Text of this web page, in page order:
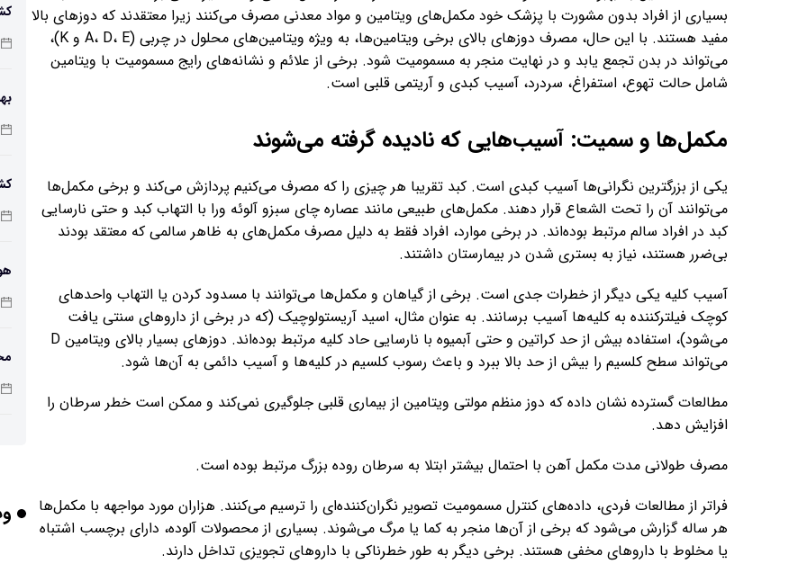
بسیاری از افراد بدون مشورت با پزشک خود مکمل‌های ویتامین و مواد معدنی مصرف می‌کنند زیرا معتقدند که دوزهای بالا
مفید هستند. با این حال، مصرف دوزهای بالای برخی ویتامین‌ها، به ویژه ویتامین‌های محلول در چربی (A، D، E و K)،
می‌تواند در بدن تجمع یابد و در نهایت منجر به مسمومیت شود. برخی از علائم و نشانه‌های رایج مسمومیت با ویتامین
شامل حالت تهوع، استفراغ، سردرد، آسیب کبدی و آریتمی قلبی است.
مکمل‌ها و سمیت: آسیب‌هایی که نادیده گرفته می‌شوند
یکی از بزرگترین نگرانی‌ها آسیب کبدی است. کبد تقریبا هر چیزی را که مصرف می‌کنیم پردازش می‌کند و برخی مکمل‌ها
می‌توانند آن را تحت الشعاع قرار دهند. مکمل‌های طبیعی مانند عصاره چای سبزو آلوئه ورا با التهاب کبد و حتی نارسایی
کبد در افراد سالم مرتبط بوده‌اند. در برخی موارد، افراد فقط به دلیل مصرف مکمل‌های به ظاهر سالمی که معتقد بودند
بی‌ضرر هستند، نیاز به بستری شدن در بیمارستان داشتند.
آسیب کلیه یکی دیگر از خطرات جدی است. برخی از گیاهان و مکمل‌ها می‌توانند با مسدود کردن یا التهاب واحدهای
کوچک فیلترکننده به کلیه‌ها آسیب برسانند. به عنوان مثال، اسید آریستولوچیک (که در برخی از داروهای سنتی یافت
می‌شود)، استفاده بیش از حد کراتین و حتی آبمیوه با نارسایی حاد کلیه مرتبط بوده‌اند. دوزهای بسیار بالای ویتامین D
می‌تواند سطح کلسیم را بیش از حد بالا ببرد و باعث رسوب کلسیم در کلیه‌ها و آسیب دائمی به آن‌ها شود.
مطالعات گسترده نشان داده که دوز منظم مولتی ویتامین از بیماری قلبی جلوگیری نمی‌کند و ممکن است خطر سرطان را
افزایش دهد.
مصرف طولانی مدت مکمل آهن با احتمال بیشتر ابتلا به سرطان روده بزرگ مرتبط بوده است.
فراتر از مطالعات فردی، داده‌های کنترل مسمومیت تصویر نگران‌کننده‌ای را ترسیم می‌کنند. هزاران مورد مواجهه با مکمل‌ها
هر ساله گزارش می‌شود که برخی از آن‌ها منجر به کما یا مرگ می‌شوند. بسیاری از محصولات آلوده، دارای برچسب اشتباه
یا مخلوط با داروهای مخفی هستند. برخی دیگر به طور خطرناکی با داروهای تجویزی تداخل دارند.